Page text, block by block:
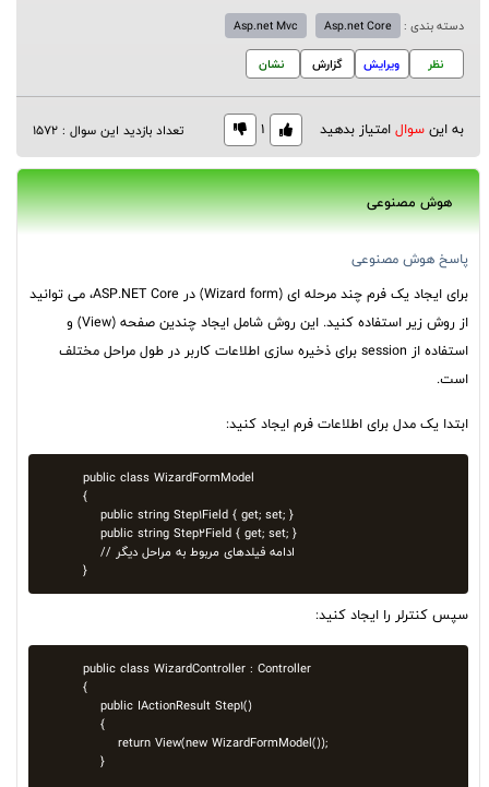
دسته بندی :
Asp.net Core
Asp.net Mvc
نظر
ویرایش گزارش نشان
به اینسوالامتیاز بدهید 1 تعداد بازدید این سوال : 1572
هوش مصنوعی
پاسخ هوش مصنوعی
برای ایجاد یک فرم چند مرحله ای (Wizard form) در ASP.NET Core، می توانید
از روش زیر استفاده کنید. این روش شامل ایجاد چندین صفحه (View) و
استفاده از session برای ذخیره سازی اطلاعات کاربر در طول مراحل مختلف
است.
ابتدا یک مدل برای اطلاعات فرم ایجاد کنید:
public class WizardFormModel
{
    public string Step1Field { get; set; }
    public string Step2Field { get; set; }
    // ادامه فیلدهای مربوط به مراحل دیگر
سپس کنترلر را ایجاد کنید:
public class WizardController : Controller
{
    public IActionResult Step1()
    {
        return View(new WizardFormModel());
    }